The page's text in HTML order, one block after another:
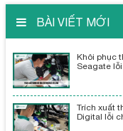
BÀI VIẾT MỚI
Khôi phục
Seagate
Trích xuất
Digital lỗi